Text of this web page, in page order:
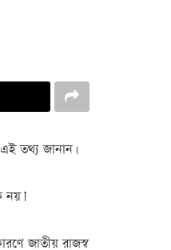
তথ্য জানান।
জাতীয় রাজস্ব